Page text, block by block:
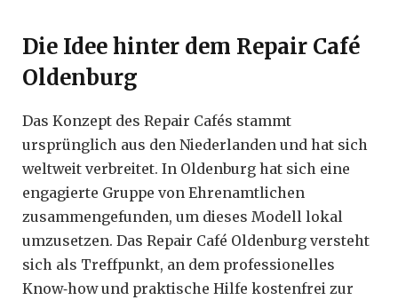
Die Idee hinter dem Repair Café
Oldenburg
Das Konzept des Repair Cafés stammt
ursprünglich aus den Niederlanden und hat sich
weltweit verbreitet. In Oldenburg hat sich eine
engagierte Gruppe von Ehrenamtlichen
zusammengefunden, um dieses Modell lokal
umzusetzen. Das Repair Café Oldenburg versteht
sich als Treffpunkt, an dem professionelles
Know‑how und praktische Hilfe kostenfrei zur